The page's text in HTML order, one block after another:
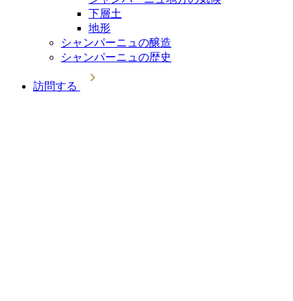
下層土
地形
シャンパーニュの醸造
シャンパーニュの歴史
訪問する